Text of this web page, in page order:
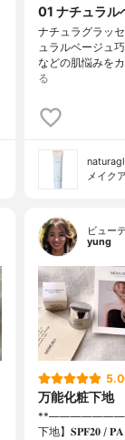
01 ナチュラル
ナチュラグラッ
ュラルベージュ
などの肌悩みを
る
メイク
ビュー
yung
万能化粧下地
下地】𝐒𝐏𝐅𝟐𝟎 /